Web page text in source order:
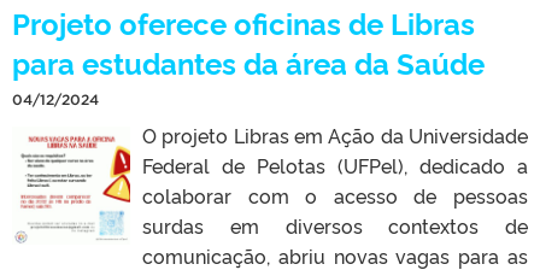
Projeto oferece oficinas de Libras
para estudantes da área da Saúde
04/12/2024
O projeto Libras em Ação da Universidade
Federal de Pelotas (UFPel), dedicado a
colaborar com o acesso de pessoas
surdas em diversos contextos de
comunicação, abriu novas vagas para as